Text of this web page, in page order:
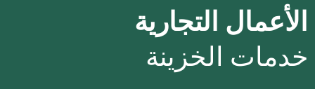
الأعمال التجارية
خدمات الخزينة